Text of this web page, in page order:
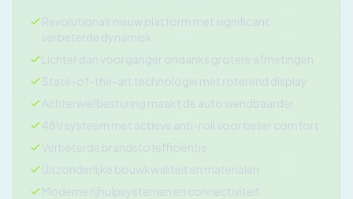
Revolutionair nieuw platform met significant
verbeterde dynamiek
Lichter dan voorganger ondanks grotere afmetingen
State-of-the-art technologie met roterend display
Achterwielbesturing maakt de auto wendbaarder
48V systeem met actieve anti-roll voor beter comfort
Verbeterde brandstofefficiëntie
Uitzonderlijke bouwkwaliteit en materialen
Moderne rijhulpsystemen en connectiviteit